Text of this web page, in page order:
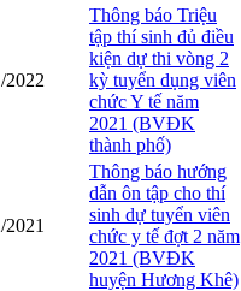
2022
Thông báo Triệu
tập thí sinh đủ điều
kiện dự thi vòng 2
kỳ tuyển dụng viên
chức Y tế năm
2021 (BVĐK
thành phố)
2021
Thông báo hướng
dẫn ôn tập cho thí
sinh dự tuyển viên
chức y tế đợt 2 năm
2021 (BVĐK
huyện Hương Khê)